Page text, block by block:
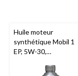
Huile moteur
synthétique Mobil 1
EP, 5W-30,